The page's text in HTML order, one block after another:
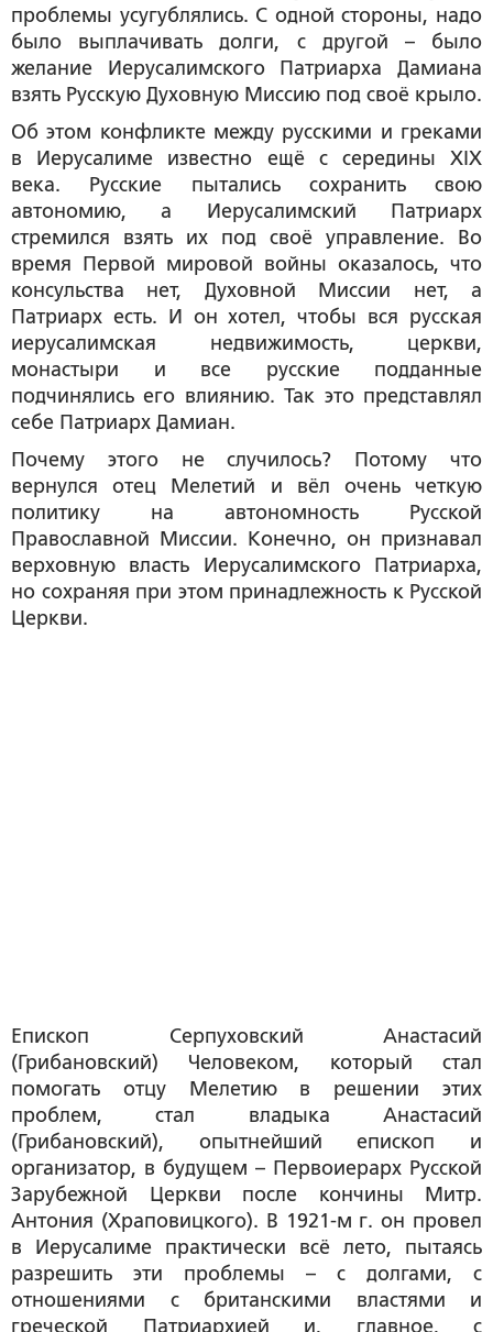
проблемы усугублялись. С одной стороны, надо
было выплачивать долги, с другой – было
желание Иерусалимского Патриарха Дамиана
взять Русскую Духовную Миссию под своё крыло.
Об этом конфликте между русскими и греками
в Иерусалиме известно ещё с середины XIX
века. Русские пытались сохранить свою
автономию, а Иерусалимский Патриарх
стремился взять их под своё управление. Во
время Первой мировой войны оказалось, что
консульства нет, Духовной Миссии нет, а
Патриарх есть. И он хотел, чтобы вся русская
иерусалимская недвижимость, церкви,
монастыри и все русские подданные
подчинялись его влиянию. Так это представлял
себе Патриарх Дамиан.
Почему этого не случилось? Потому что
вернулся отец Мелетий и вёл очень четкую
политику на автономность Русской
Православной Миссии. Конечно, он признавал
верховную власть Иерусалимского Патриарха,
но сохраняя при этом принадлежность к Русской
Церкви.
Епископ Серпуховский Анастасий
(Грибановский) Человеком, который стал
помогать отцу Мелетию в решении этих
проблем, стал владыка Анастасий
(Грибановский), опытнейший епископ и
организатор, в будущем – Первоиерарх Русской
Зарубежной Церкви после кончины Митр.
Антония (Храповицкого). В 1921-м г. он провел
в Иерусалиме практически всё лето, пытаясь
разрешить эти проблемы – с долгами, с
отношениями с британскими властями и
греческой Патриархией и, главное, с